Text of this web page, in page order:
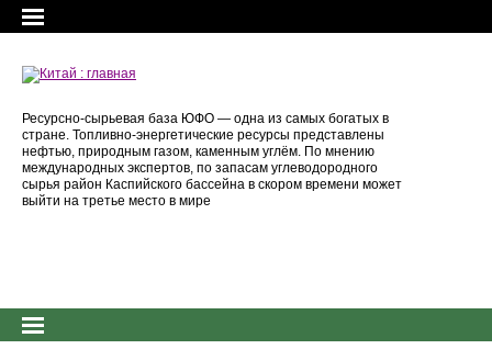
Ресурсно-сырьевая база ЮФО — одна из самых богатых в
стране. Топливно-энергетические ресурсы представлены
нефтью, природным газом, каменным углём. По мнению
международных экспертов, по запасам углеводородного
сырья район Каспийского бассейна в скором времени может
выйти на третье место в мире